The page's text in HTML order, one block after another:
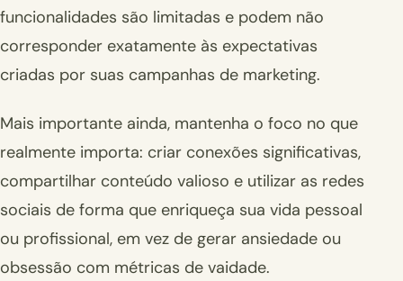
funcionalidades são limitadas e podem não
corresponder exatamente às expectativas
criadas por suas campanhas de marketing.
Mais importante ainda, mantenha o foco no que
realmente importa: criar conexões significativas,
compartilhar conteúdo valioso e utilizar as redes
sociais de forma que enriqueça sua vida pessoal
ou profissional, em vez de gerar ansiedade ou
obsessão com métricas de vaidade.